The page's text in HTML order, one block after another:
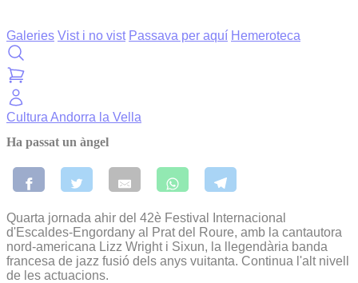
Galeries Vist i no vist Passava per aquí Hemeroteca
Cultura Andorra la Vella
Ha passat un àngel
Quarta jornada ahir del 42è Festival Internacional
d'Escaldes-Engordany al Prat del Roure, amb la cantautora
nord-americana Lizz Wright i Sixun, la llegendària banda
francesa de jazz fusió dels anys vuitanta. Continua l'alt nivell
de les actuacions.